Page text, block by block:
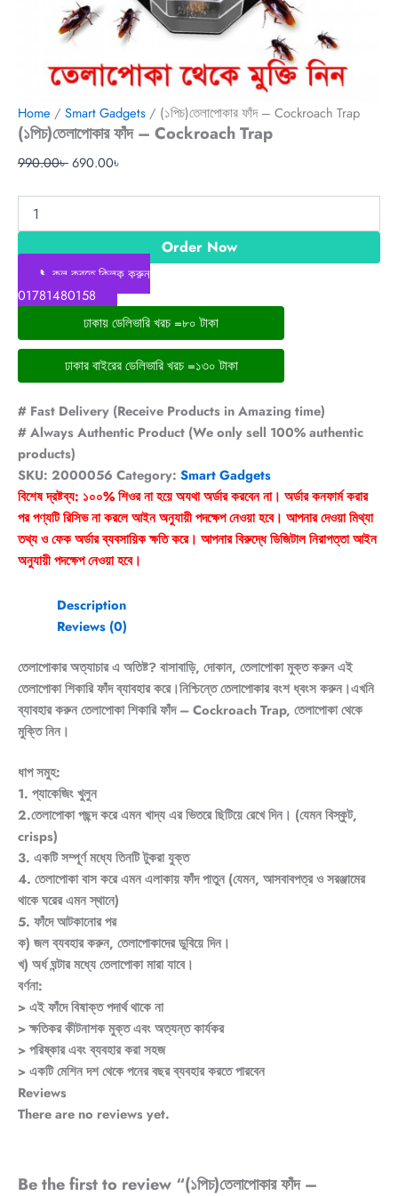
Home / Smart Gadgets / (১পিচ)তেলাপোকার ফাঁদ – Cockroach Trap
(১পিচ)তেলাপোকার ফাঁদ – Cockroach Trap
990.00৳690.00৳
Order Now
📞কল করতে ক্লিক করুন
01781480158
ঢাকায় ডেলিভারি খরচ =৮০ টাকা
ঢাকার বাইরের ডেলিভারি খরচ =১৩০ টাকা
# Fast Delivery (Receive Products in Amazing time)
# Always Authentic Product (We only sell 100% authentic
products)
SKU: 2000056 Category: Smart Gadgets
বিশেষ দ্রষ্টব্য: ১০০% শিওর না হয়ে অযথা অর্ডার করবেন না। অর্ডার কনফার্ম করার
পর পণ্যটি রিসিভ না করলে আইন অনুযায়ী পদক্ষেপ নেওয়া হবে। আপনার দেওয়া মিথ্যা
তথ্য ও ফেক অর্ডার ব্যবসায়িক ক্ষতি করে। আপনার বিরুদ্ধে ডিজিটাল নিরাপত্তা আইন
অনুযায়ী পদক্ষেপ নেওয়া হবে।
Description
Reviews (0)
তেলাপোকার অত্যাচার এ অতিষ্ট? বাসাবাড়ি, দোকান, তেলাপোকা মুক্ত করুন এই
তেলাপোকা শিকারি ফাঁদ ব্যাবহার করে।নিশ্চিন্তে তেলাপোকার বংশ ধ্বংস করুন।এখনি
ব্যাবহার করুন তেলাপোকা শিকারি ফাঁদ – Cockroach Trap, তেলাপোকা থেকে
মুক্তি নিন।
ধাপ সমুহ:
1. প্যাকেজিং খুলুন
2.তেলাপোকা পছন্দ করে এমন খাদ্য এর ভিতরে ছিটিয়ে রেখে দিন। (যেমন বিস্কুট,
crisps)
3. একটি সম্পূর্ণ মধ্যে তিনটি টুকরা যুক্ত
4. তেলাপোকা বাস করে এমন এলাকায় ফাঁদ পাতুন (যেমন, আসবাবপত্র ও সরঞ্জামের
থাকে ঘরের এমন স্থানে)
5. ফাঁদে আটকানোর পর
ক) জল ব্যবহার করুন, তেলাপোকাদের ডুবিয়ে দিন।
খ) অর্ধ ঘন্টার মধ্যে তেলাপোকা মারা যাবে।
বর্ণনা:
> এই ফাঁদে বিষাক্ত পদার্থ থাকে না
> ক্ষতিকর কীটনাশক মুক্ত এবং অত্যন্ত কার্যকর
> পরিষ্কার এবং ব্যবহার করা সহজ
> একটি মেশিন দশ থেকে পনের বছর ব্যবহার করতে পারবেন
Reviews
There are no reviews yet.
Be the first to review “(১পিচ)তেলাপোকার ফাঁদ –